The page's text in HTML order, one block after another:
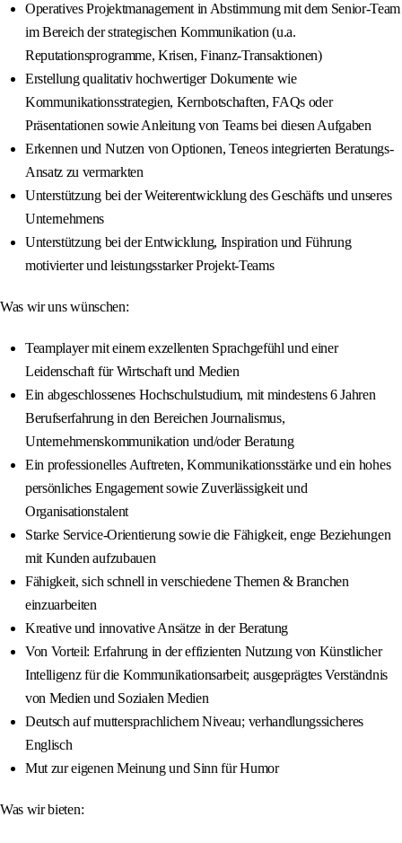
Operatives Projektmanagement in Abstimmung mit dem Senior-Team
im Bereich der strategischen Kommunikation (u.a.
Reputationsprogramme, Krisen, Finanz-Transaktionen)
Erstellung qualitativ hochwertiger Dokumente wie
Kommunikationsstrategien, Kernbotschaften, FAQs oder
Präsentationen sowie Anleitung von Teams bei diesen Aufgaben
Erkennen und Nutzen von Optionen, Teneos integrierten Beratungs-
Ansatz zu vermarkten
Unterstützung bei der Weiterentwicklung des Geschäfts und unseres
Unternehmens
Unterstützung bei der Entwicklung, Inspiration und Führung
motivierter und leistungsstarker Projekt-Teams
Was wir uns wünschen:
Teamplayer mit einem exzellenten Sprachgefühl und einer
Leidenschaft für Wirtschaft und Medien
Ein abgeschlossenes Hochschulstudium, mit mindestens 6 Jahren
Berufserfahrung in den Bereichen Journalismus,
Unternehmenskommunikation und/oder Beratung
Ein professionelles Auftreten, Kommunikationsstärke und ein hohes
persönliches Engagement sowie Zuverlässigkeit und
Organisationstalent
Starke Service-Orientierung sowie die Fähigkeit, enge Beziehungen
mit Kunden aufzubauen
Fähigkeit, sich schnell in verschiedene Themen & Branchen
einzuarbeiten
Kreative und innovative Ansätze in der Beratung
Von Vorteil: Erfahrung in der effizienten Nutzung von Künstlicher
Intelligenz für die Kommunikationsarbeit; ausgeprägtes Verständnis
von Medien und Sozialen Medien
Deutsch auf muttersprachlichem Niveau; verhandlungssicheres
Englisch
Mut zur eigenen Meinung und Sinn für Humor
Was wir bieten: